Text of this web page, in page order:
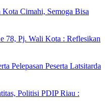
Cimahi, Semoga Bisa
78, Pj. Wali Kota : Reflesikan
Pelepasan Peserta Latsitarda
Politisi PDIP Riau :